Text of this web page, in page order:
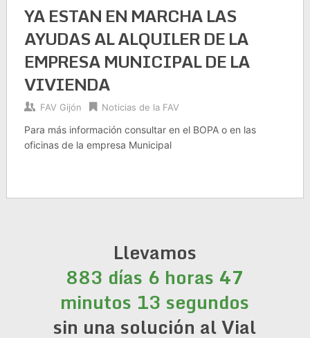
YA ESTAN EN MARCHA LAS
AYUDAS AL ALQUILER DE LA
EMPRESA MUNICIPAL DE LA
VIVIENDA
FAV Gijón Noticias de la FAV
Para más información consultar en el BOPA o en las
oficinas de la empresa Municipal
Llevamos
883 días 6 horas 47
minutos 13 segundos
sin una solución al Vial